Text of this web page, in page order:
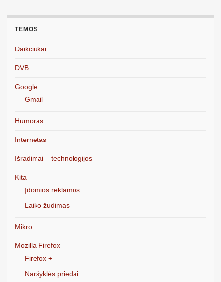
TEMOS
Daikčiukai
DVB
Google
Gmail
Humoras
Internetas
Išradimai – technologijos
Kita
Įdomios reklamos
Laiko žudimas
Mikro
Mozilla Firefox
Firefox +
Naršyklės priedai